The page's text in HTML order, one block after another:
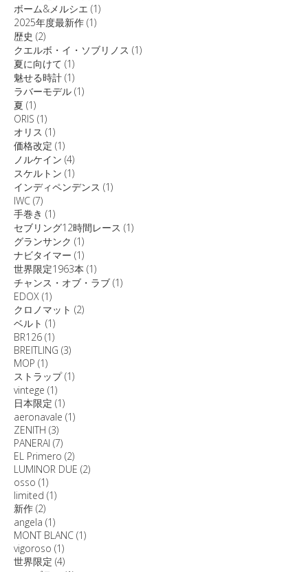
ボーム&メルシエ (1)
2025年度最新作 (1)
歴史 (2)
クエルボ・イ・ソブリノス (1)
夏に向けて (1)
魅せる時計 (1)
ラバーモデル (1)
夏 (1)
ORIS (1)
オリス (1)
価格改定 (1)
ノルケイン (4)
スケルトン (1)
インディペンデンス (1)
IWC (7)
手巻き (1)
セブリング12時間レース (1)
グランサンク (1)
ナビタイマー (1)
世界限定1963本 (1)
チャンス・オブ・ラブ (1)
EDOX (1)
クロノマット (2)
ベルト (1)
BR126 (1)
BREITLING (3)
MOP (1)
ストラップ(1)
vintege (1)
日本限定 (1)
aeronavale (1)
ZENITH (3)
PANERAI (7)
EL Primero (2)
LUMINOR DUE (2)
osso (1)
limited (1)
新作 (2)
angela (1)
MONT BLANC (1)
vigoroso (1)
世界限定 (4)